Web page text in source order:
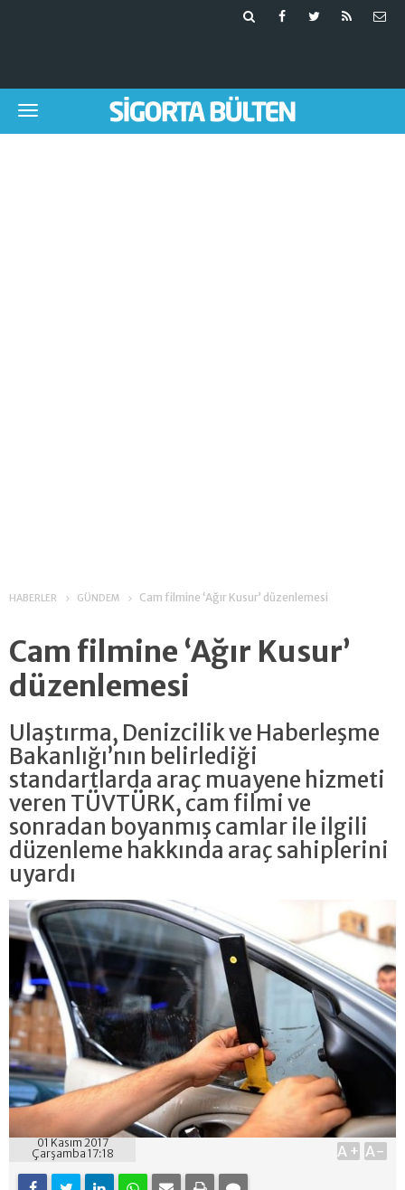
HABERLER GÜNDEM Cam filmine ‘Ağır Kusur’ düzenlemesi
Cam filmine ‘Ağır Kusur’
düzenlemesi
Ulaştırma, Denizcilik ve Haberleşme
Bakanlığı’nın belirlediği
standartlarda araç muayene hizmeti
veren TÜVTÜRK, cam filmi ve
sonradan boyanmış camlar ile ilgili
düzenleme hakkında araç sahiplerini
uyardı
01 Kasım 2017
Çarşamba 17:18
A+ A-